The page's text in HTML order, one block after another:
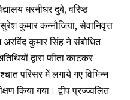
धरनीधर दुबे, वरिष्ठ
कुमार कन्नौजिया, सेवानिवृत्त
कुमार सिंह ने संबोधित
द्वारा फीता काटकर
परिसर में लगाये गए विभिन्न
किया गया। द्वीप प्रज्ज्वलित